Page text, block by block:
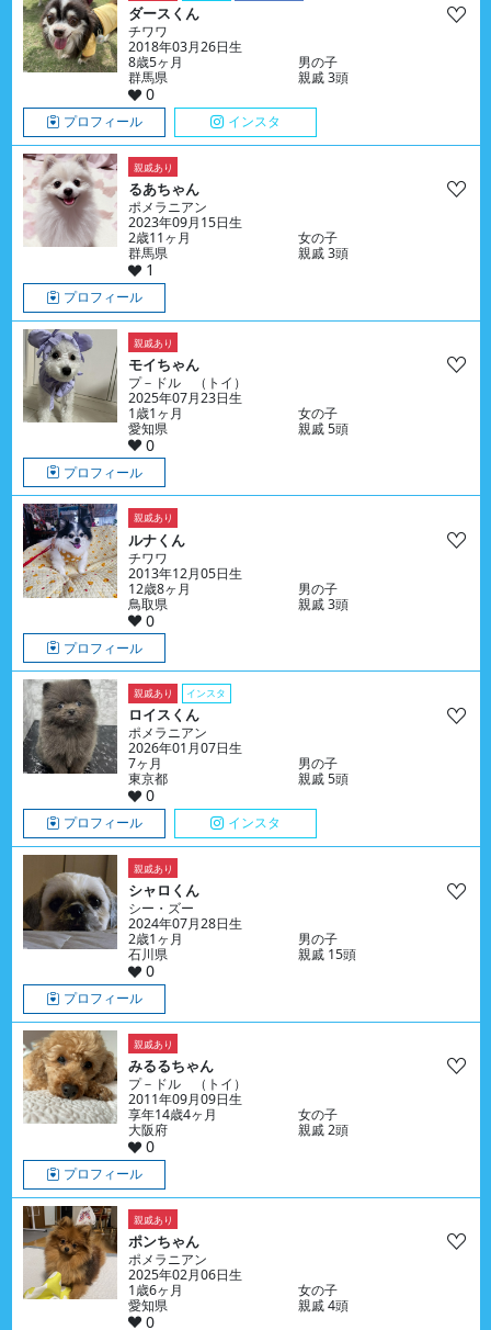
ダースくん
チワワ
2018年03月26日生
8歳5ヶ月
男の子
群馬県
親戚 3頭
0
プロフィール インスタ
親戚あり
るあちゃん
ポメラニアン
2023年09月15日生
2歳11ヶ月
女の子
群馬県
親戚 3頭
1
プロフィール
親戚あり
モイちゃん
プ－ドル （トイ）
2025年07月23日生
1歳1ヶ月
女の子
愛知県
親戚 5頭
0
プロフィール
親戚あり
ルナくん
チワワ
2013年12月05日生
12歳8ヶ月
男の子
鳥取県
親戚 3頭
0
プロフィール
親戚あり インスタ
ロイスくん
ポメラニアン
2026年01月07日生
7ヶ月
男の子
東京都
親戚 5頭
0
プロフィール インスタ
親戚あり
シャロくん
シー・ズー
2024年07月28日生
2歳1ヶ月
男の子
石川県
親戚 15頭
0
プロフィール
親戚あり
みるるちゃん
プ－ドル （トイ）
2011年09月09日生
享年14歳4ヶ月
女の子
大阪府
親戚 2頭
0
プロフィール
親戚あり
ポンちゃん
ポメラニアン
2025年02月06日生
1歳6ヶ月
女の子
愛知県
親戚 4頭
0